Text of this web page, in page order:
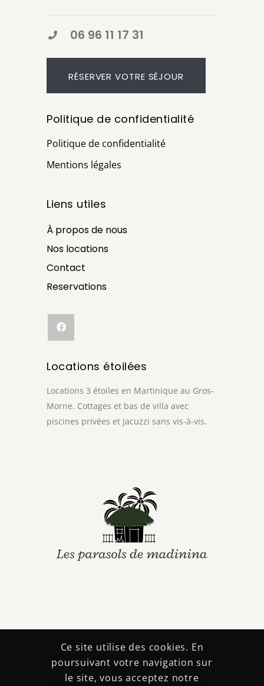
06 96 11 17 31
RÉSERVER VOTRE SÉJOUR
Politique de confidentialité
Politique de confidentialité
Mentions légales
Liens utiles
À propos de nous
Nos locations
Contact
Reservations
Locations étoilées
Locations 3 étoiles en Martinique au Gros-
Morne. Cottages et bas de villa avec
piscines privées et jacuzzi sans vis-à-vis.
Ce site utilise des cookies. En
poursuivant votre navigation sur
le site, vous acceptez notre